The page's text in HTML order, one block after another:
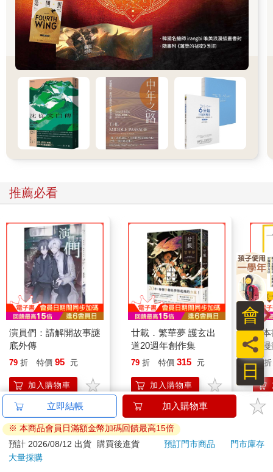
我漸漸明白，狂喜與狂悲、至美與至惡，不只是說不成句，
也寫不成字。後來，也曾經好幾次不能寫的、寫不出的，停擺幾
週幾月。即使是無病呻吟也成空，一格字都沒有，只剩疏懶無
成。在這種空白間，我卻持續地在能力所及之處旅行，第二本散
文成書前後，與情人去了一趟美國公路旅行，公路電影的場景，
卻半點如電影《穆荷蘭大道》（Mulholland Drive）般的魔幻參差
都沒有發生，也沒有住進什麼藏有針孔、罪犯窩藏的汽車旅館，
只有長長的公路和一大片追趕似的野火。野火不是比喻，而是真
實的漫天森林大火，在那長長的九月裡，燒遍北加州的山脈，止
也止不住。
某些移動，總帶有逃亡感，不知道是那場野火還是某種可供
代小轎車彎進了一片海濱低谷式的平地裡時，除了隱隱綽綽的灌
木叢，我什麼都看不清晰，夜色極黯。但手機的地圖顯示我已在
聖塔芭芭拉的市中心，這城市的心像藏在一片鬱綠與濃黑裡，卻
是我想像過數百次的他鄉之名。
這時才打開了手機訂房網站，試圖在一個個地圖小標般冒出
的民宿中，找尋落腳處。夜裡的美國海濱城郊，浪與海都是黑
的，漁火也避得好遠。淡季的小鎮市中心上只有幾間餐廳傳出闌
珊歌聲，此外便是一片橘子貓色的市燈，有穿著嬉皮的老人彈著
市政府刻意設在路邊的鋼琴，民宿卻在更遠的灌木叢裡。沒有招
牌，是純粹傳統式的美國鄉村住宅，鋪著厚重的地毯、嘎吱著的
木地板、蒂芬妮藍碎花的牆紙、椅在梯樑下筋脈俱廢的軟沙發，
民宿主人正烤著任人無限吃到退房的各式蛋糕，已記不清有
多少樣式口味，卻記得那些蛋糕一個個都被放進長著高腳的骨瓷
蛋糕盤上，還有著《美女與野獸》中那株紅玫瑰的玻璃罩輕蓋
上。擦得淨亮的蛋糕鏟，與肉桂、蘋果的濃香和那一壺再平凡不
過的英式早餐茶包沖出的濃茶，記憶不是長鏡頭的播放，它對我
一格格地閃現。
我在很晚時才讀到白先勇的〈樹猶如此〉，和他寫下的聖塔
推薦必看
演員們：請解開故事謎
底外傳
79 折 特價 95 元
加入購物車
廿載．繁華夢 護玄出
道20週年創作集
79 折 特價 315 元
加入購物車
一
【
行
開
「行
學
79 折
您可能也需要
日
員
會